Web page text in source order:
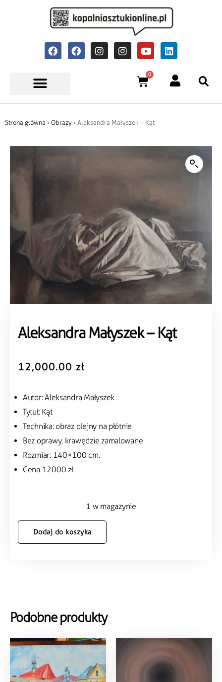
0
Strona główna › Obrazy › Aleksandra Małyszek – Kąt
Aleksandra Małyszek – Kąt
12,000.00 zł
Autor: Aleksandra Małyszek
Tytuł: Kąt
Technika: obraz olejny na płótnie
Bez oprawy, krawędzie zamalowane
Rozmiar: 140×100 cm.
Cena 12000 zł
1 w magazynie
Dodaj do koszyka
Podobne produkty